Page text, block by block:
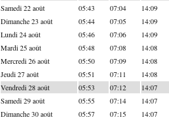
Samedi 22 août 05:43 07:04 14:09
Dimanche 23 août 05:44 07:05 14:09
Lundi 24 août 05:46 07:06 14:09
Mardi 25 août 05:48 07:08 14:08
Mercredi 26 août 05:50 07:09 14:08
Jeudi 27 août 05:51 07:11 14:08
Vendredi 28 août 05:53 07:12 14:07
Samedi 29 août 05:55 07:14 14:07
Dimanche 30 août 05:57 07:15 14:07